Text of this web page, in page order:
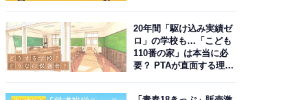
20年間「駆け込み実績ゼ
ロ」の学校も…「こども
110番の家」は本当に必
要？ PTAが直面する理想